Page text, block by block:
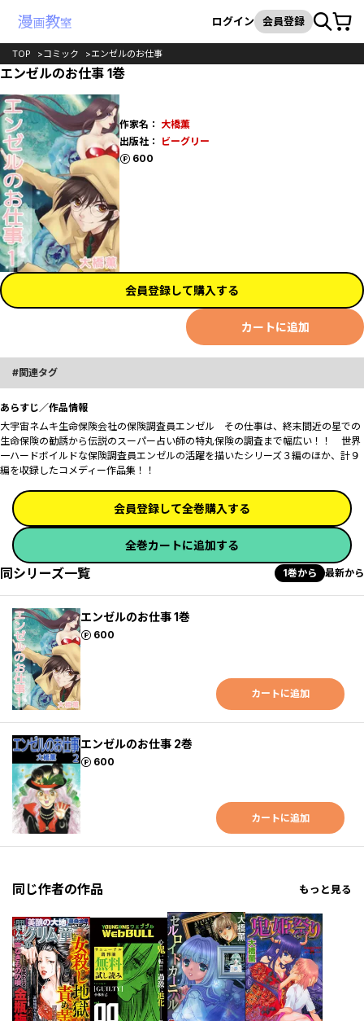
検索
ログイン 会員登録カート
TOP コミック エンゼルのお仕事
エンゼルのお仕事 1巻
作家名： 大橋薫
出版社：
ビーグリー
600
ポイント
会員登録して購入する
カートに追加
関連タグ
あらすじ／作品情報
大宇宙ネムキ生命保険会社の保険調査員エンゼル―― その仕事は、終末間近の星での
生命保険の勧誘から伝説のスーパー占い師の特丸保険の調査まで幅広い！！ 世界
一ハードボイルドな保険調査員エンゼルの活躍を描いたシリーズ３編のほか、計９
編を収録したコメディー作品集！！
会員登録して全巻購入する
全巻カートに追加する
同シリーズ一覧 1巻から 最新から
エンゼルのお仕事 1巻
600
ポイント
カートに追加
エンゼルのお仕事 2巻
600
ポイント
カートに追加
同じ作者の作品 もっと見る